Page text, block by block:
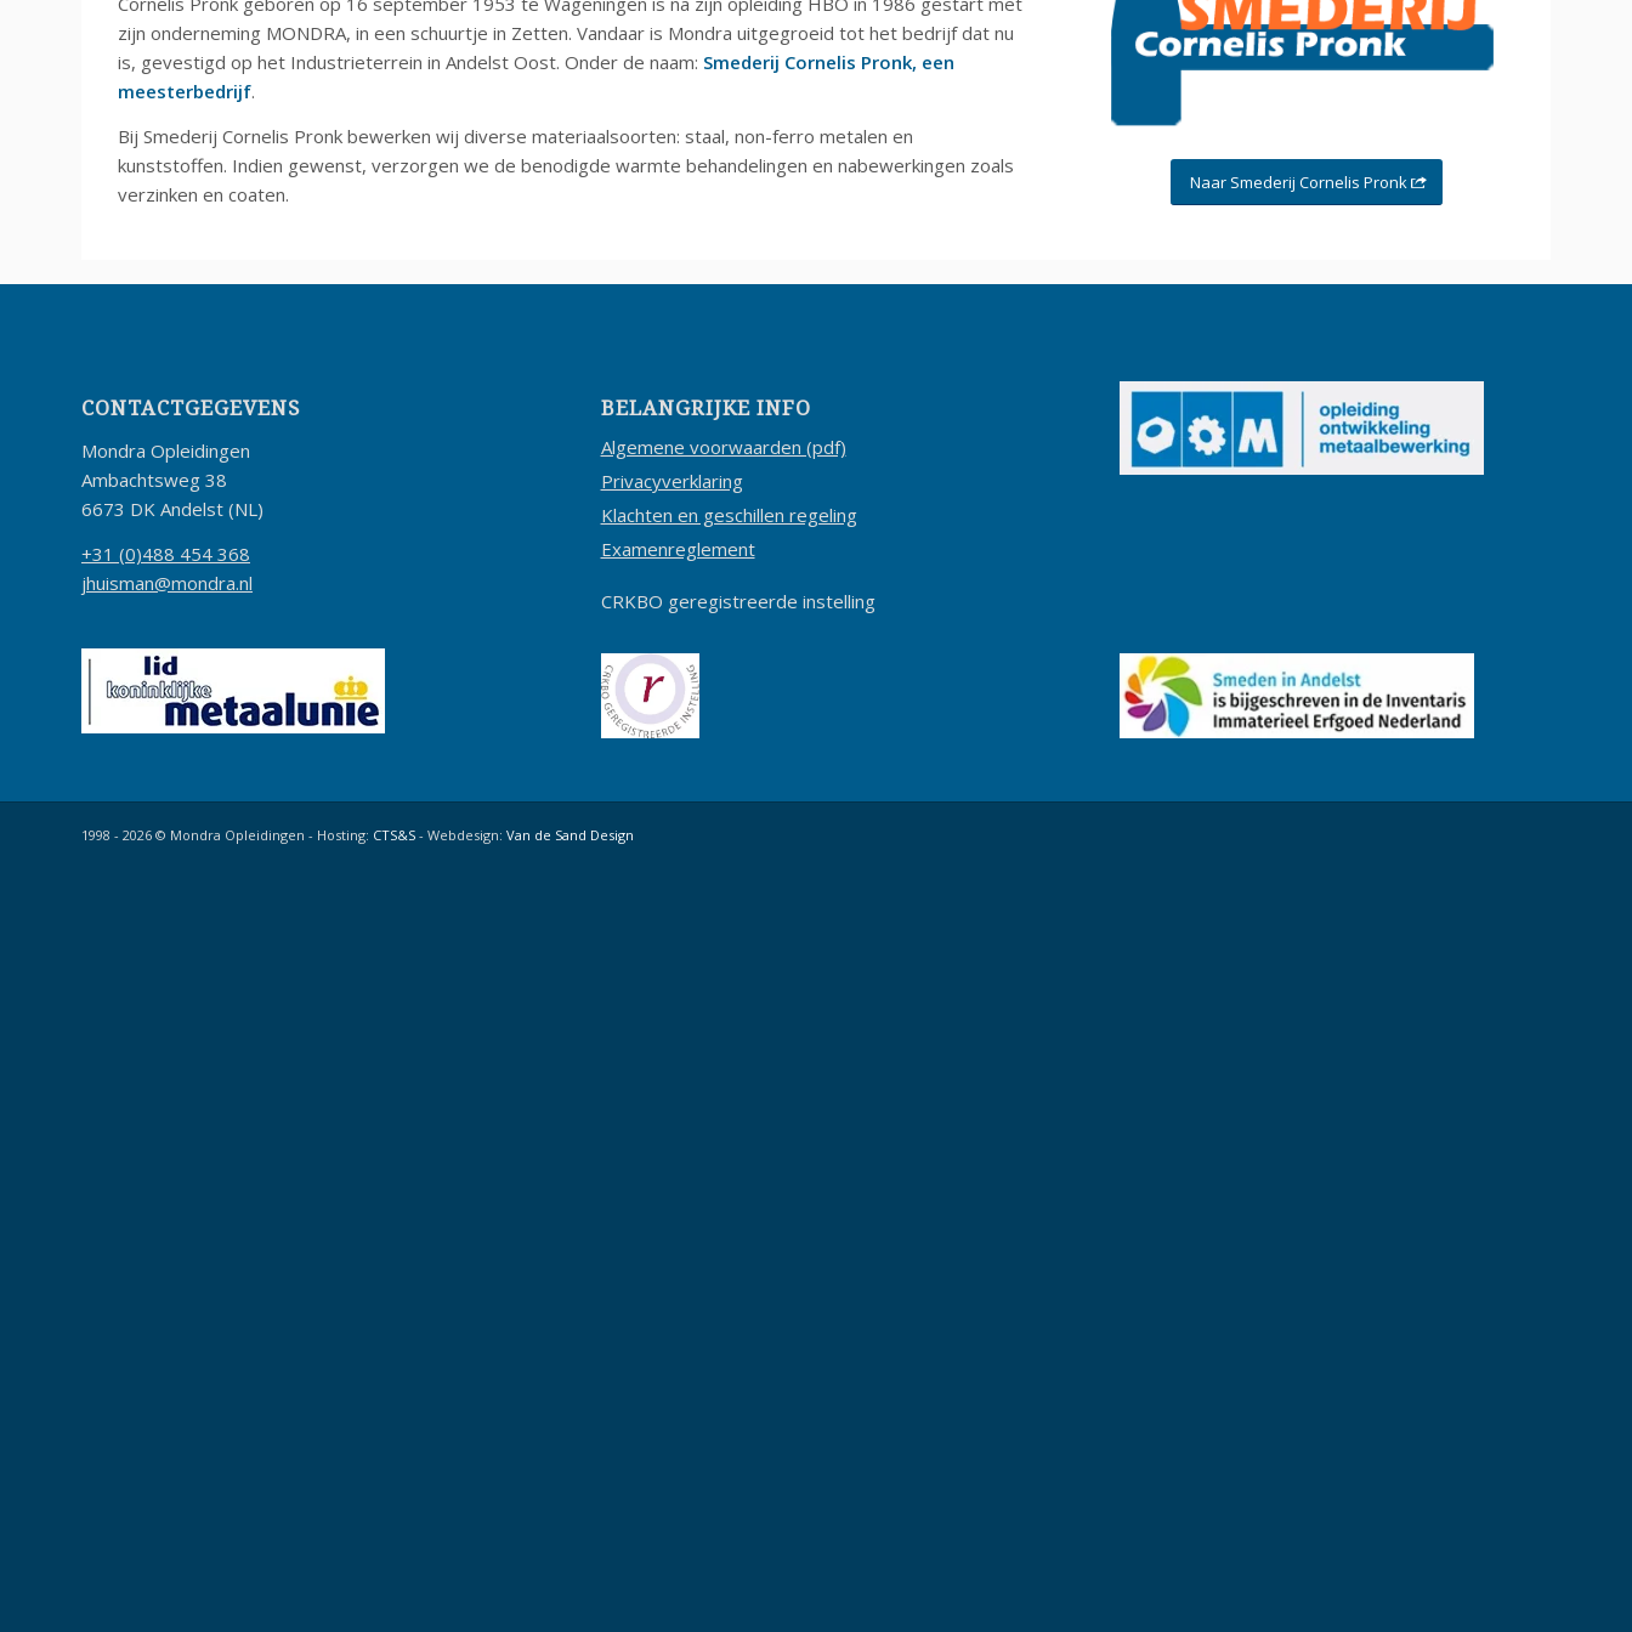
zijn onderneming MONDRA, in een schuurtje in Zetten. Vandaar is Mondra uitgegroeid tot het bedrijf dat nu
is, gevestigd op het Industrieterrein in Andelst Oost. Onder de naam: Smederij Cornelis Pronk, een
meesterbedrijf.
Bij Smederij Cornelis Pronk bewerken wij diverse materiaalsoorten: staal, non-ferro metalen en
kunststoffen. Indien gewenst, verzorgen we de benodigde warmte behandelingen en nabewerkingen zoals
verzinken en coaten.
Naar Smederij Cornelis Pronk
CONTACTGEGEVENS
Mondra Opleidingen
Ambachtsweg 38
6673 DK Andelst (NL)
+31 (0)488 454 368
jhuisman@mondra.nl
BELANGRIJKE INFO
Algemene voorwaarden (pdf)
Privacyverklaring
Klachten en geschillen regeling
Examenreglement
CRKBO geregistreerde instelling
1998 - 2026 © Mondra Opleidingen - Hosting: CTS&S - Webdesign: Van de Sand Design